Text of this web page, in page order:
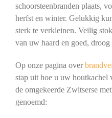
schoorsteenbranden plaats,
herfst en winter. Gelukkig
sterk te verkleinen. Veilig
van uw haard en goed, droog
Op onze pagina over
stap uit hoe u uw houtkachel
de omgekeerde Zwitserse
genoemd: